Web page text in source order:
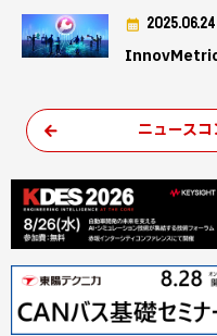
2025.06.24
ニュース